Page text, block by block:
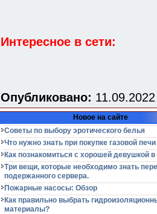
Интересное в сети:
Опубликовано:
Новое на сайте
Советы по выбору эротического белья
Что нужно знать при покупке газовой печи
Как познакомиться с хорошей девушкой в
Три вещи, которые необходимо знать
подержанного сервера.
Пожарные насосы: Обзор
Как правильно выбрать
материалы?